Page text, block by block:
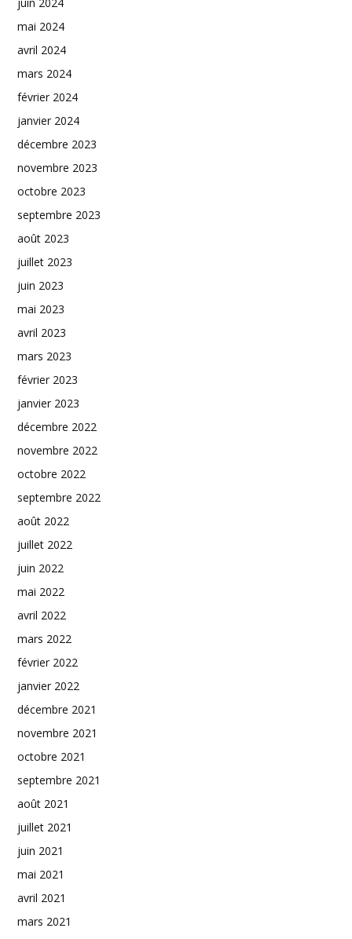
mai 2024
avril 2024
mars 2024
février 2024
janvier 2024
décembre 2023
novembre 2023
octobre 2023
septembre 2023
août 2023
juillet 2023
juin 2023
mai 2023
avril 2023
mars 2023
février 2023
janvier 2023
décembre 2022
novembre 2022
octobre 2022
septembre 2022
août 2022
juillet 2022
juin 2022
mai 2022
avril 2022
mars 2022
février 2022
janvier 2022
décembre 2021
novembre 2021
octobre 2021
septembre 2021
août 2021
juillet 2021
juin 2021
mai 2021
avril 2021
mars 2021